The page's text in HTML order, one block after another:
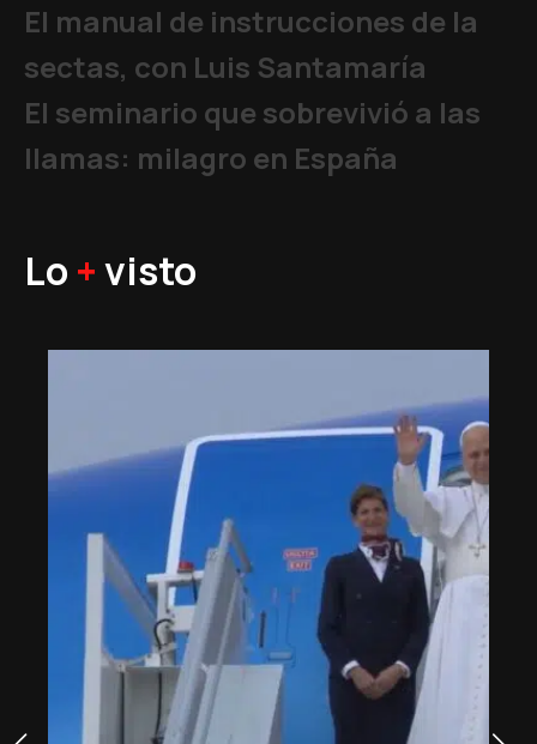
El manual de instrucciones de la
sectas, con Luis Santamaría
El seminario que sobrevivió a las
llamas: milagro en España
Lo +visto